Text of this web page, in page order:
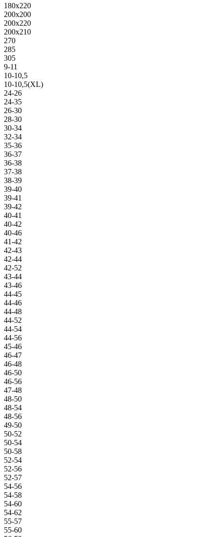
180х220
200х200
200х220
200х210
270
285
305
9-11
10-10,5
10-10,5(XL)
24-26
24-35
26-30
28-30
30-34
32-34
35-36
36-37
36-38
37-38
38-39
39-40
39-41
39-42
40-41
40-42
40-46
41-42
42-43
42-44
42-52
43-44
43-46
44-45
44-46
44-48
44-52
44-54
44-56
45-46
46-47
46-48
46-50
46-56
47-48
48-50
48-54
48-56
49-50
50-52
50-54
50-58
52-54
52-56
52-57
54-56
54-58
54-60
54-62
55-57
55-60